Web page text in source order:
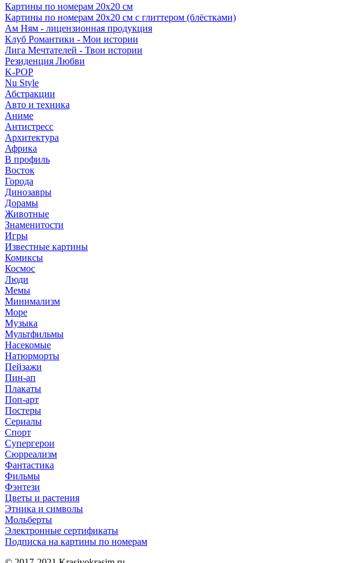
Картины по номерам 20х20 см
Картины по номерам 20х20 см с глиттером (блёстками)
Ам Ням - лицензионная продукция
Клуб Романтики - Мои истории
Лига Мечтателей - Твои истории
Резиденция Любви
K-POP
Nu Style
Абстракции
Авто и техника
Аниме
Антистресс
Архитектура
Африка
В профиль
Восток
Города
Динозавры
Дорамы
Животные
Знаменитости
Игры
Известные картины
Комиксы
Космос
Люди
Мемы
Минимализм
Море
Музыка
Мультфильмы
Насекомые
Натюрморты
Пейзажи
Пин-ап
Плакаты
Поп-арт
Постеры
Сериалы
Спорт
Супергерои
Сюрреализм
Фантастика
Фильмы
Фэнтези
Цветы и растения
Этника и символы
Мольберты
Электронные сертификаты
Подписка на картины по номерам